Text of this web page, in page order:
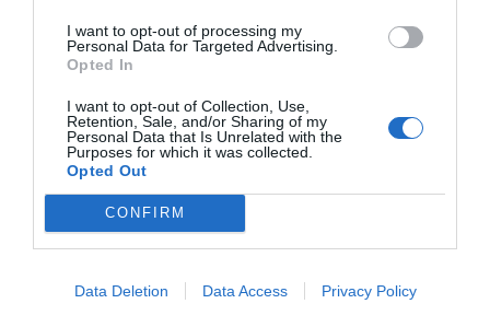
I want to opt-out of processing my
Personal Data for Targeted Advertising.
Opted In
I want to opt-out of Collection, Use,
Retention, Sale, and/or Sharing of my
Personal Data that Is Unrelated with the
Purposes for which it was collected.
Opted Out
CONFIRM
Data Deletion Data Access Privacy Policy
y eventos para Socios!​​​​​​​